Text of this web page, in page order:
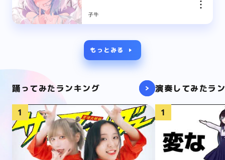
子牛
もっとみる
踊ってみたランキング
1
演奏してみたラ
1